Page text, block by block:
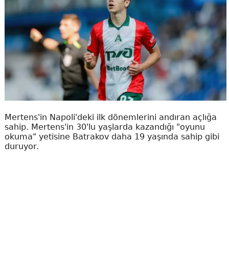
Mertens'in Napoli'deki ilk dönemlerini andıran açlığa
sahip. Mertens'in 30'lu yaşlarda kazandığı "oyunu
okuma" yetisine Batrakov daha 19 yaşında sahip gibi
duruyor.